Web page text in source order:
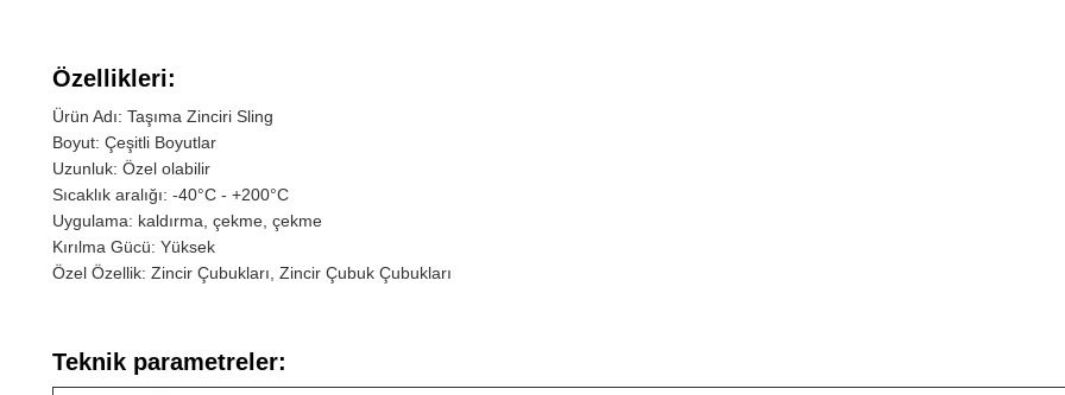
Özellikleri:
Ürün Adı: Taşıma Zinciri Sling
Boyut: Çeşitli Boyutlar
Uzunluk: Özel olabilir
Sıcaklık aralığı: -40°C - +200°C
Uygulama: kaldırma, çekme, çekme
Kırılma Gücü: Yüksek
Özel Özellik: Zincir Çubukları, Zincir Çubuk Çubukları
Teknik parametreler: